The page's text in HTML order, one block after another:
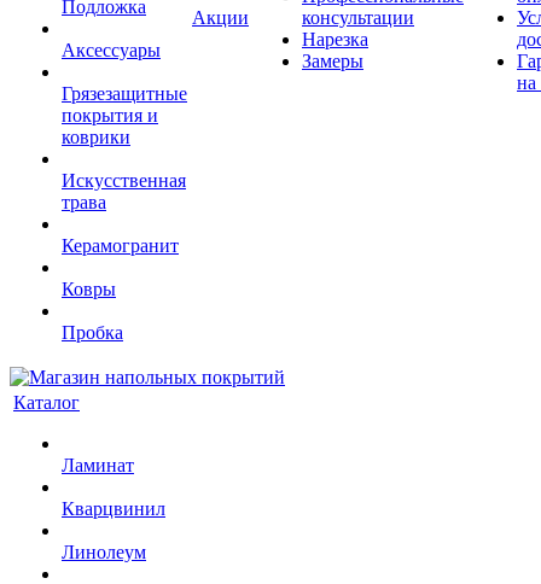
Подложка
Аксессуары
Грязезащитные
покрытия и
коврики
Искусственная
трава
Керамогранит
Ковры
Пробка
Акции
консультации
Нарезка
Замеры
на
Каталог
Ламинат
Кварцвинил
Линолеум